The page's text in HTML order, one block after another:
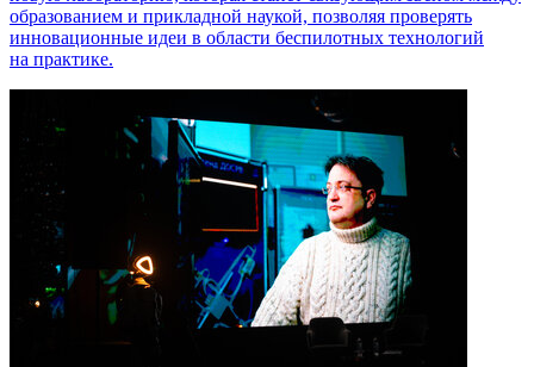
образованием и прикладной наукой, позволяя проверять
инновационные идеи в области беспилотных технологий
на практике.